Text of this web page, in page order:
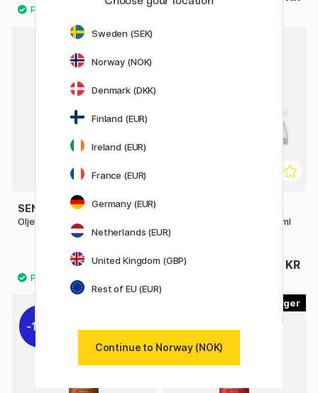
SENNELIER
Oljekritt Introduksjons 6-sett
639 KR
Winton Oljemaling Tub 37 ml
10-set
679 KR
10% 10%
Sweden (SEK)
Norway (NOK)
Denmark (DKK)
Finland (EUR)
Ireland (EUR)
France (EUR)
Germany (EUR)
Netherlands (EUR)
United Kingdom (GBP)
Rest of EU (EUR)
Continue to Norway (NOK)